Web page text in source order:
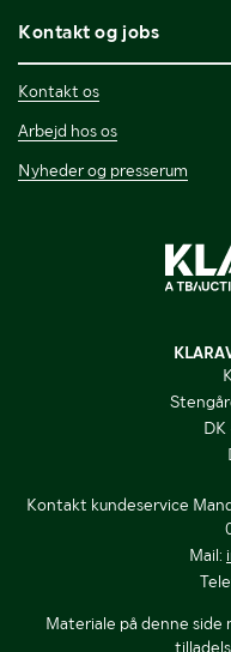
Kontakt og jobs
Kontakt os
Arbejd hos os
Nyheder og presserum
DK
Kontakt kundeservice
Mail:
Materiale på denne